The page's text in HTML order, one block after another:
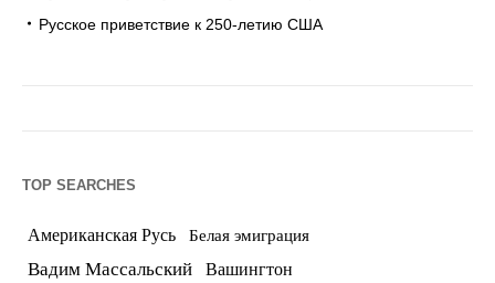
Русское приветствие к 250-летию США
TOP SEARCHES
Американская Русь Белая эмиграция
Вадим Массальский Вашингтон